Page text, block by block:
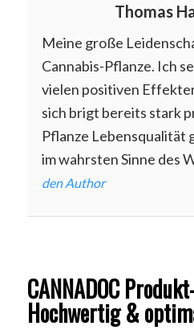
Thomas
Meine große
Cannabis-Pflanze. Ich
vielen positiven
sich brigt bereits stark
Pflanze Lebensqualität
im wahrsten Sinne des
den Author
CANNADOC
Hochwertig &